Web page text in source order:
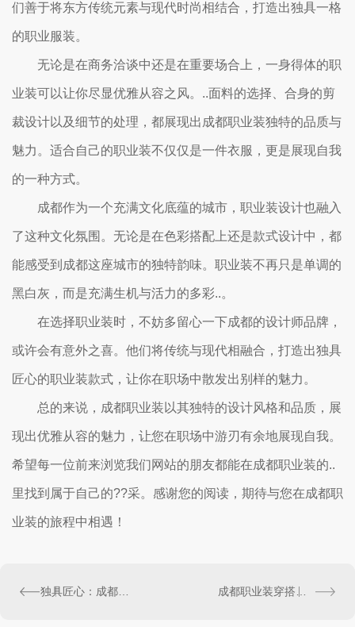
们善于将东方传统元素与现代时尚相结合，打造出独具一格
的职业服装。
无论是在商务洽谈中还是在重要场合上，一身得体的职
业装可以让你尽显优雅从容之风。..面料的选择、合身的剪
裁设计以及细节的处理，都展现出成都职业装独特的品质与
魅力。适合自己的职业装不仅仅是一件衣服，更是展现自我
的一种方式。
成都作为一个充满文化底蕴的城市，职业装设计也融入
了这种文化氛围。无论是在色彩搭配上还是款式设计中，都
能感受到成都这座城市的独特韵味。职业装不再只是单调的
黑白灰，而是充满生机与活力的多彩..。
在选择职业装时，不妨多留心一下成都的设计师品牌，
或许会有意外之喜。他们将传统与现代相融合，打造出独具
匠心的职业装款式，让你在职场中散发出别样的魅力。
总的来说，成都职业装以其独特的设计风格和品质，展
现出优雅从容的魅力，让您在职场中游刃有余地展现自我。
希望每一位前来浏览我们网站的朋友都能在成都职业装的..
里找到属于自己的??采。感谢您的阅读，期待与您在成都职
业装的旅程中相遇！